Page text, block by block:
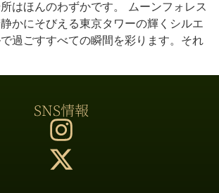
はほんのわずかです。 ムーンフォレス
かにそびえる東京タワーの輝くシルエ
過ごすすべての瞬間を彩ります。それ
SNS情報